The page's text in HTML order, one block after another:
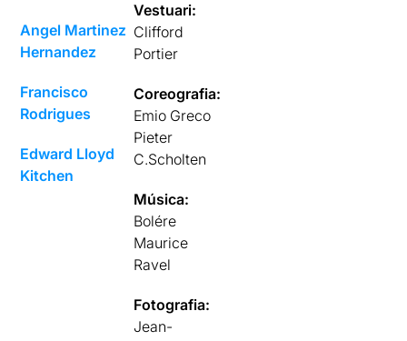
Angel Martinez
Hernandez
Francisco
Rodrigues
Edward Lloyd
Kitchen
Vestuari:
Clifford
Portier
Coreografia:
Emio Greco
Pieter
C.Scholten
Música:
Bolére
Maurice
Ravel
Fotografia:
Jean-